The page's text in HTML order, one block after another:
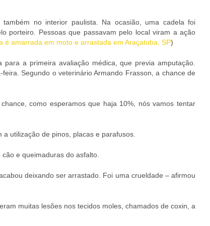
no interior paulista. Na ocasião, uma cadela foi
porteiro. Pessoas que passavam pelo local viram a ação
é amarrada em moto e arrastada em Araçatuba, SP)
a primeira avaliação médica, que previa amputação.
Segundo o veterinário Armando Frasson, a chance de
como esperamos que haja 10%, nós vamos tentar
utilização de pinos, placas e parafusos.
e queimaduras do asfalto.
deixando ser arrastado. Foi uma crueldade – afirmou
muitas lesões nos tecidos moles, chamados de coxin, a